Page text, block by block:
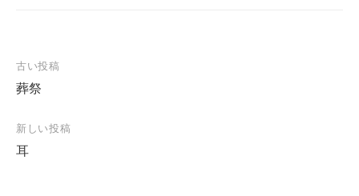
投
稿
ナ
ビ
ゲ
古い投稿
葬祭
新しい投稿
耳